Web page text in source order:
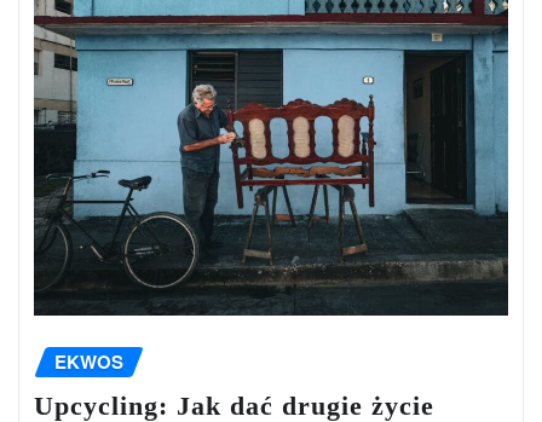
EKWOS
Upcycling: Jak dać drugie życie